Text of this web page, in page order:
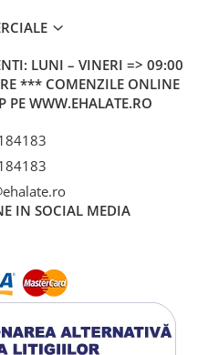
LUNI – VINERI => 09:00
*** COMENZILE ONLINE
PE WWW.EHALATE.RO
IN SOCIAL MEDIA